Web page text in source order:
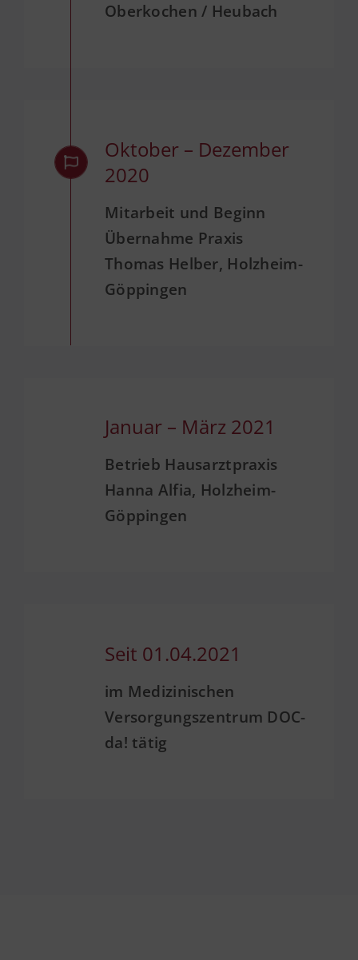
Oberkochen / Heubach
Oktober – Dezember
2020
Mitarbeit und Beginn
Übernahme Praxis
Thomas Helber, Holzheim-
Göppingen
Januar – März 2021
Betrieb Hausarztpraxis
Hanna Alfia, Holzheim-
Göppingen
Seit 01.04.2021
im Medizinischen
Versorgungszentrum DOC-
da! tätig